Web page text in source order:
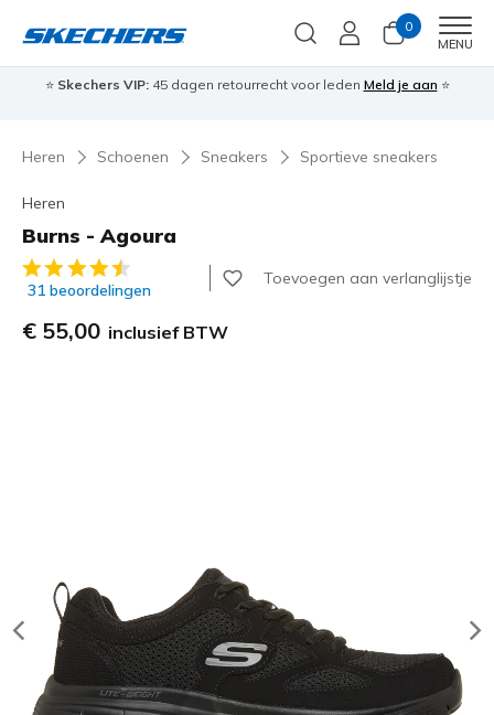
0
MENU
⭐ Skechers VIP:45 dagen retourrecht voor leden Meld je aan ⭐
Heren Schoenen Sneakers Sportieve sneakers
Heren
Burns - Agoura
5 van de 5 klantbeoordelingen
31 beoordelingen
Toevoegen aan verlanglijstje
€ 55,00 inclusief BTW